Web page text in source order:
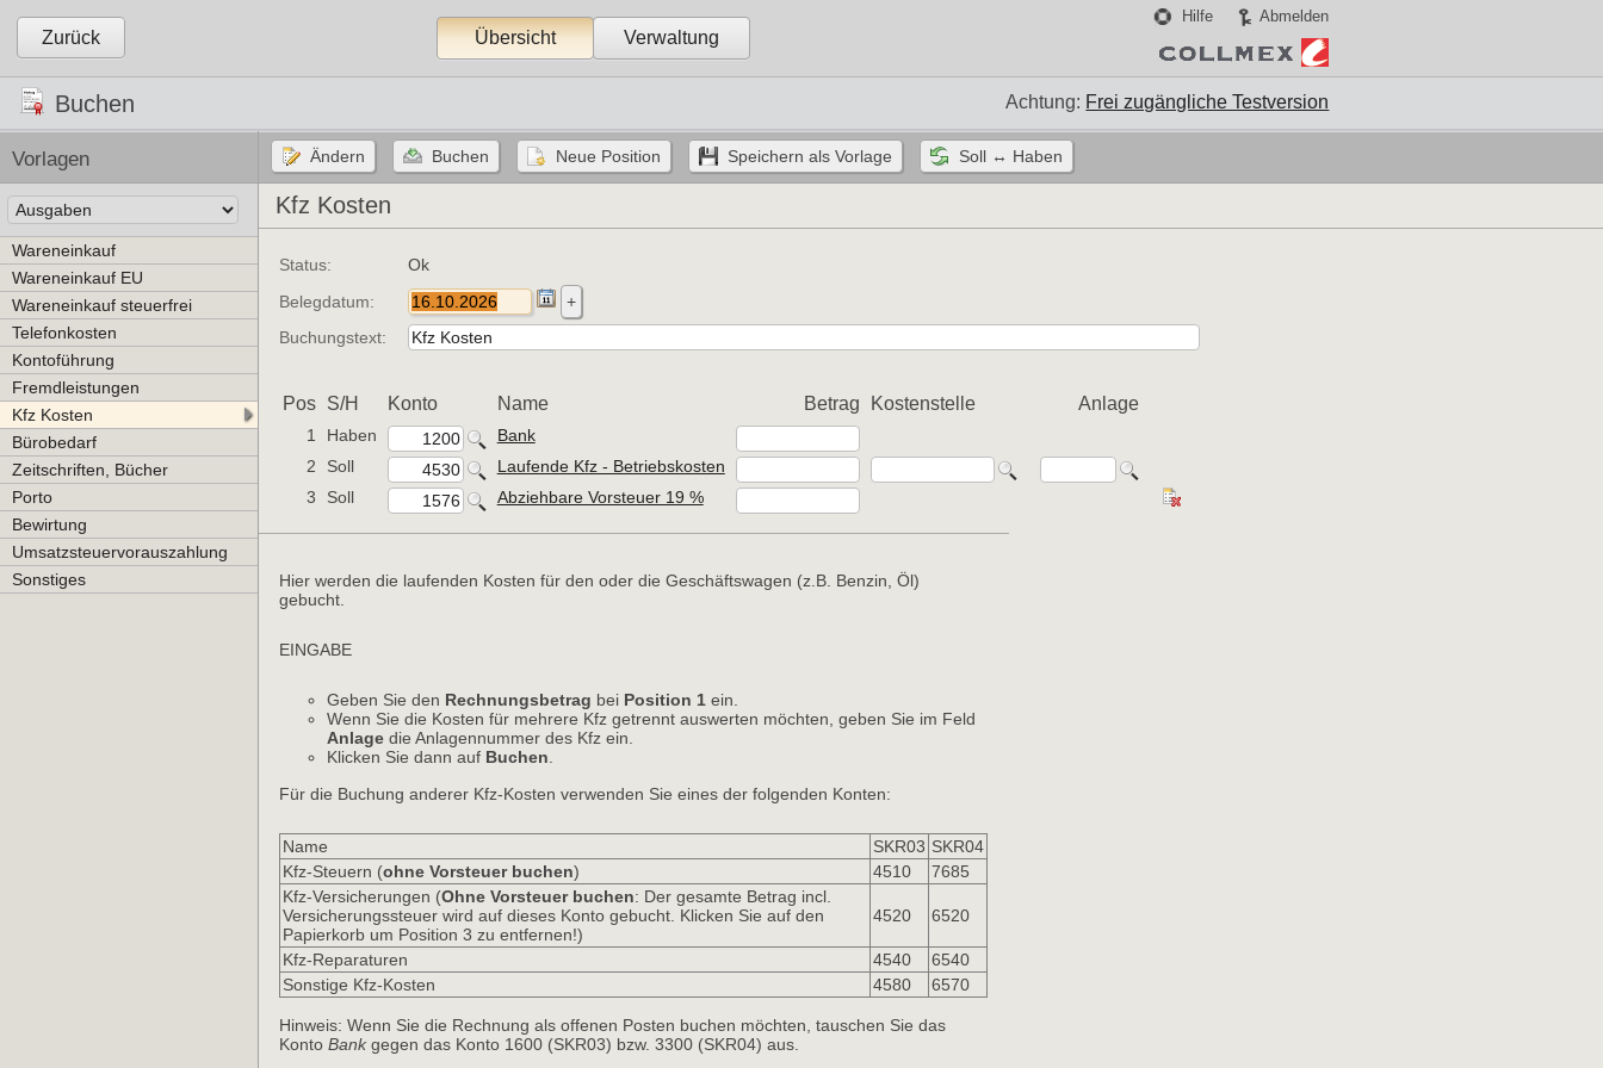
Zurück Übersicht Verwaltung
Hilfe Abmelden
Buchen Achtung: Frei zugängliche Testversion
Vorlagen
Wareneinkauf
Wareneinkauf EU
Wareneinkauf steuerfrei
Telefonkosten
Kontoführung
Fremdleistungen
Kfz Kosten
Bürobedarf
Zeitschriften, Bücher
Porto
Bewirtung
Umsatzsteuervorauszahlung
Sonstiges
Kfz Kosten
Status:
Ok
Belegdatum:
Buchungstext:
Pos S/H Konto Name Betrag Kostenstelle Anlage
1 Haben
Bank
2
Soll
Laufende Kfz - Betriebskosten
3
Soll Abziehbare Vorsteuer 19 %
Hier werden die laufenden Kosten für den oder die Geschäftswagen (z.B. Benzin, Öl)
gebucht.
EINGABE
Geben Sie den Rechnungsbetrag bei Position 1 ein.
Wenn Sie die Kosten für mehrere Kfz getrennt auswerten möchten, geben Sie im Feld
Anlage die Anlagennummer des Kfz ein.
Klicken Sie dann auf Buchen
Für die Buchung anderer Kfz-Kosten verwenden Sie eines der folgenden Konten:
Name SKR03 SKR04
Kfz-Steuern (ohne Vorsteuer buchen) 4510
7685
Kfz-Versicherungen (Ohne Vorsteuer buchen: Der gesamte Betrag incl.
Versicherungssteuer wird auf dieses Konto gebucht. Klicken Sie auf den
Papierkorb um Position 3 zu entfernen!)
4520 6520
Kfz-Reparaturen 4540
6540
Sonstige Kfz-Kosten
4580 6570
Hinweis: Wenn Sie die Rechnung als offenen Posten buchen möchten, tauschen Sie das
KontoBankgegen das Konto 1600 (SKR03) bzw. 3300 (SKR04) aus.